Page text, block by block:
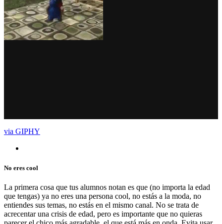
via GIPHY
No eres cool
La primera cosa que tus alumnos notan es que (no importa la edad
que tengas) ya no eres una persona cool, no estás a la moda, no
entiendes sus temas, no estás en el mismo canal. No se trata de
acrecentar una crisis de edad, pero es importante que no quieras